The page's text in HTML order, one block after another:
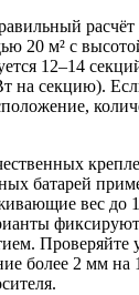
расчёт
20 м² с
12–14
на секцию).
батарей
вес до
Проверяйте
более 2 мм